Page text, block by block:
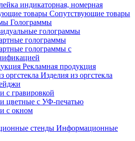
индикаторная, номерная
Сопутствующие товары
Голограммы
голограммы
голограммы
голограммы с
Рекламная продукция
Изделия из оргстекла
с гравировкой
цветные с УФ-печатью
с окном
Информационные